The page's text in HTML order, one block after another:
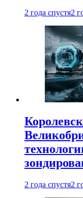
2 года спустя2
2 года спустя2